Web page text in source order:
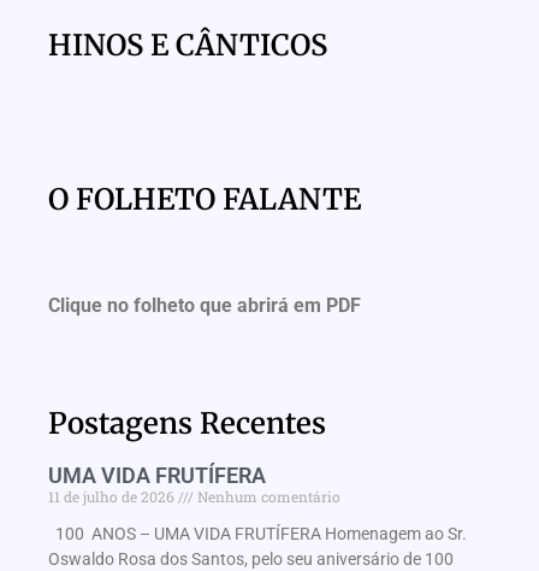
HINOS E CÂNTICOS
O FOLHETO FALANTE
Clique no folheto que abrirá em PDF
Postagens Recentes
UMA VIDA FRUTÍFERA
11 de julho de 2026
Nenhum comentário
100 ANOS – UMA VIDA FRUTÍFERA Homenagem ao Sr.
Oswaldo Rosa dos Santos, pelo seu aniversário de 100